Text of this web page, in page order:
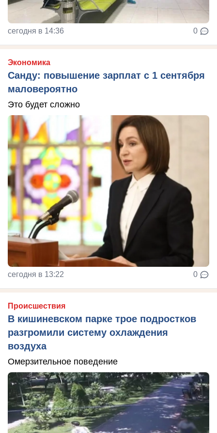
сегодня в 14:36 0
Экономика
Санду: повышение зарплат с 1 сентября
маловероятно
Это будет сложно
сегодня в 13:22 0
Происшествия
В кишиневском парке трое подростков
разгромили систему охлаждения
воздуха
Омерзительное поведение